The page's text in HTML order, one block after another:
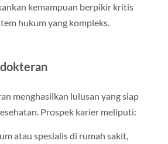
kemampuan berpikir kritis
hukum yang kompleks.
menghasilkan lulusan yang siap
Prospek karier meliputi:
atau spesialis di rumah sakit,